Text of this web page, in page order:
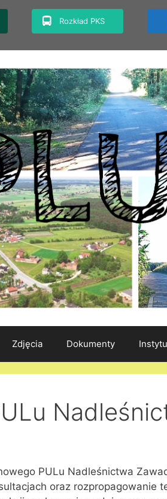
Rozkład PKS
Zdjęcia Dokumenty
PULu Nadleśnictwa
oraz